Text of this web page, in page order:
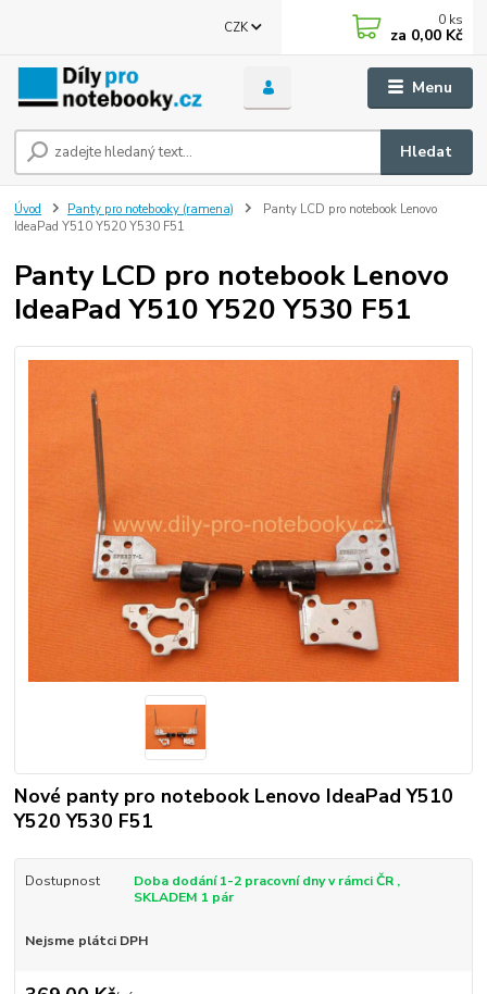
Menu
CZK
Hledat
0 ks
za 0,00 Kč
Úvod Panty pro notebooky (ramena)
Panty LCD pro notebook Lenovo
IdeaPad Y510 Y520 Y530 F51
Panty LCD pro notebook Lenovo
IdeaPad Y510 Y520 Y530 F51
Nové panty pro notebook Lenovo IdeaPad Y510
Y520 Y530 F51
Dostupnost
Doba dodání 1-2 pracovní dny v rámci ČR ,
SKLADEM 1 pár
Nejsme plátci DPH